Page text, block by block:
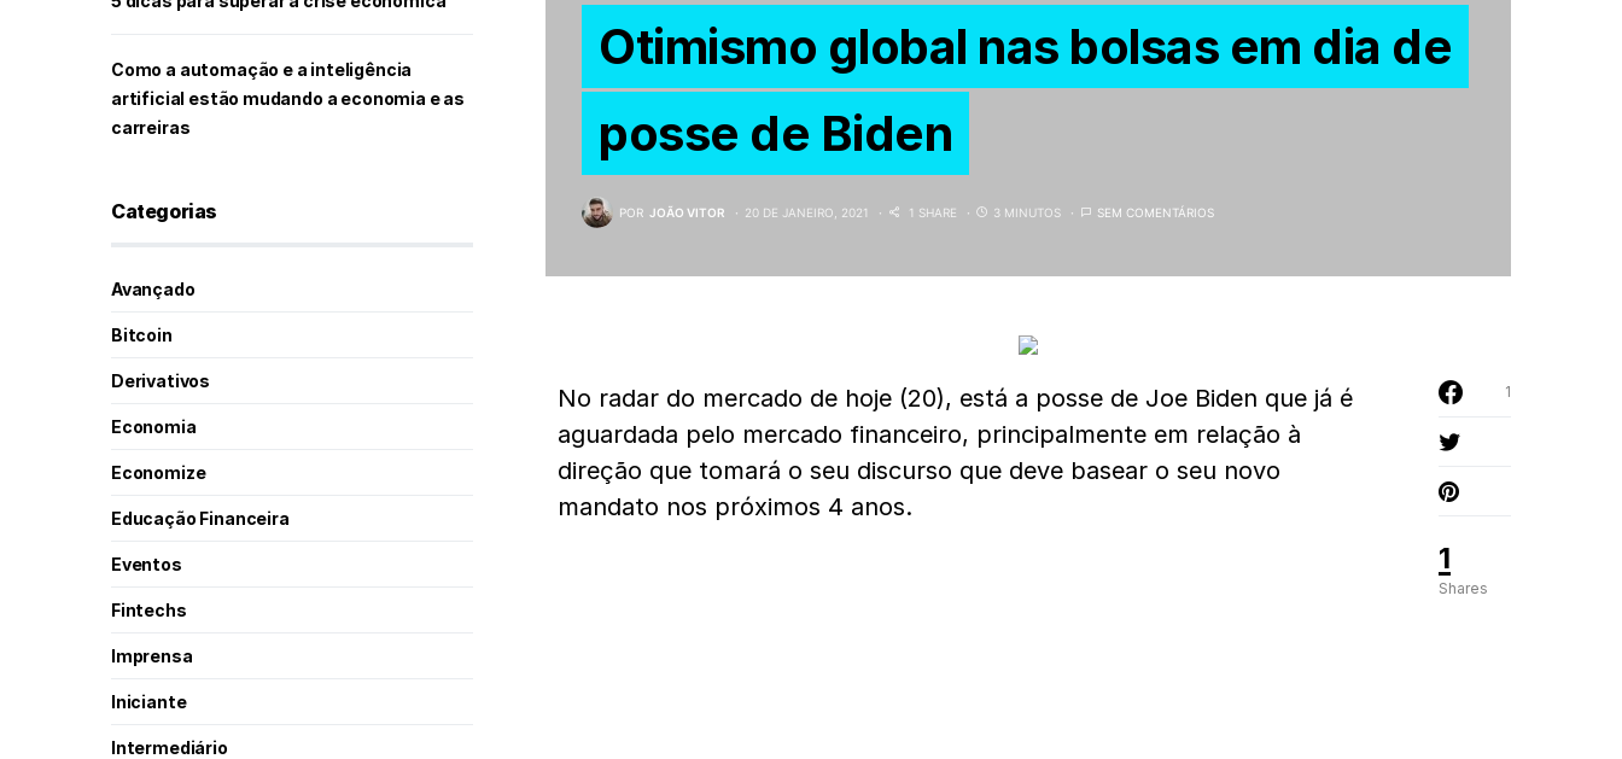
Otimismo global nas bolsas em dia de
posse de Biden
POR JOÃO VITOR 20 DE JANEIRO, 2021 1 SHARE 3 MINUTOS SEM COMENTÁRIOS
1
Shares
1
No radar do mercado de hoje (20), está a posse de Joe Biden que já é
aguardada pelo mercado financeiro, principalmente em relação à
direção que tomará o seu discurso que deve basear o seu novo
mandato nos próximos 4 anos.
Como a automação e a inteligência
artificial estão mudando a economia e as
carreiras
Categorias
Avançado
Bitcoin
Derivativos
Economia
Economize
Educação Financeira
Eventos
Fintechs
Imprensa
Iniciante
Intermediário